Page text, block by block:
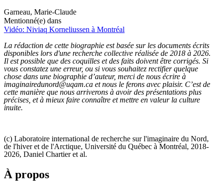
Garneau, Marie-Claude
Mentionné(e) dans
Vidéo: Niviaq Korneliussen à Montréal
La rédaction de cette biographie est basée sur les documents écrits
disponibles lors d'une recherche collective réalisée de 2018 à 2026.
Il est possible que des coquilles et des faits doivent être corrigés. Si
vous constatez une erreur, ou si vous souhaitez rectifier quelque
chose dans une biographie d’auteur, merci de nous écrire à
imaginairedunord@uqam.ca et nous le ferons avec plaisir. C’est de
cette manière que nous arriverons à avoir des présentations plus
précises, et à mieux faire connaître et mettre en valeur la culture
inuite.
(c) Laboratoire international de recherche sur l'imaginaire du Nord,
de l'hiver et de l'Arctique, Université du Québec à Montréal, 2018-
2026, Daniel Chartier et al.
À propos